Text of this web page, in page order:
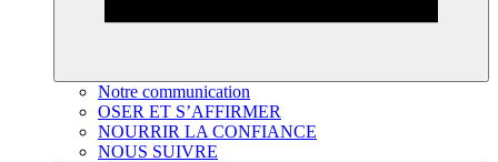
Notre communication
OSER ET S’AFFIRMER
NOURRIR LA CONFIANCE
NOUS SUIVRE